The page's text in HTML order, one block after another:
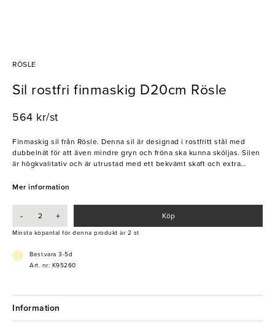
RÖSLE
Sil rostfri finmaskig D20cm Rösle
564 kr/st
Finmaskig sil från Rösle. Denna sil är designad i rostfritt stål med
dubbelnät för att även mindre gryn och fröna ska kunna sköljas. Silen
är högkvalitativ och är utrustad med ett bekvämt skaft och extra
kök.
- Dubbelnät
- Hög kvalitet
Mer information
- + Köp
Minsta köpantal för denna produkt är 2 st
Best.vara 3-5d
Art. nr: K95260
Information